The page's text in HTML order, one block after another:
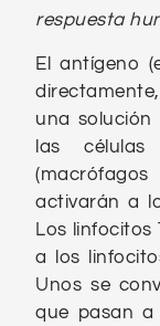
respuesta
El antígeno
una solución
las células
activarán a
Los linfocitos
a los
Unos se
que pasan a